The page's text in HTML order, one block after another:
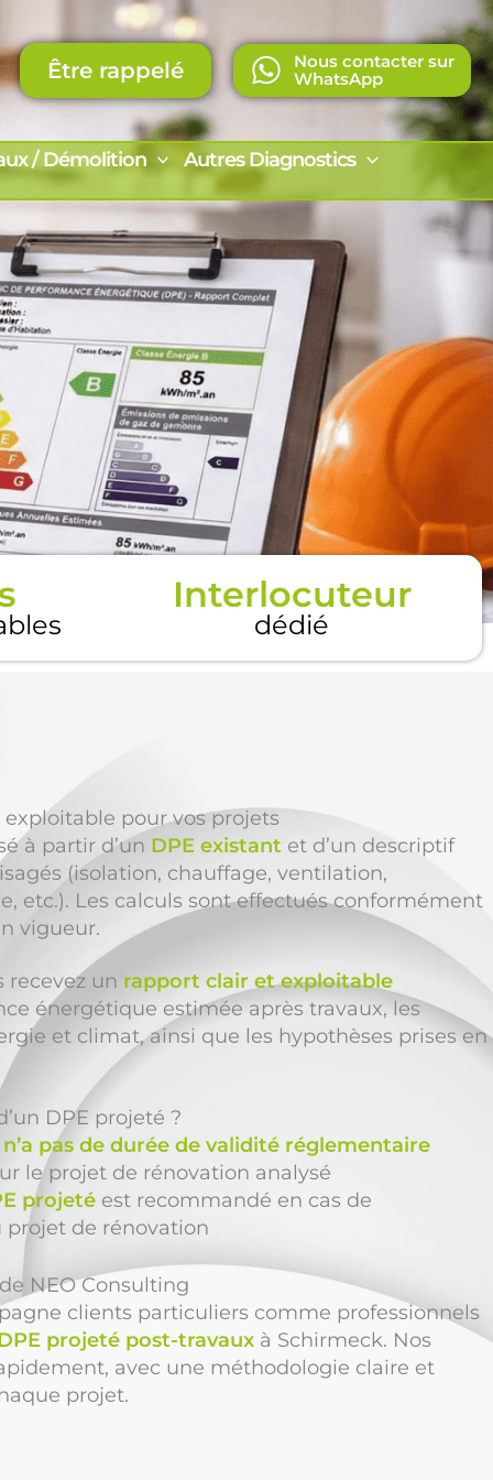
Être rappelé
Nous contacter sur
WhatsApp
/ Démolition
Autres Diagnostics
Interlocuteur
dédié
pour vos projets
à partir d’un DPE existant et d’un descriptif
(isolation, chauffage, ventilation,
etc.). Les calculs sont effectués conformément
vigueur.
recevez un rapport clair et exploitable
énergétique estimée après travaux, les
et climat, ainsi que les hypothèses prises en
DPE projeté ?
pas de durée de validité réglementaire
le projet de rénovation analysé
projeté est recommandé en cas de
de rénovation
NEO Consulting
clients particuliers comme professionnels
projeté post-travaux à Schirmeck. Nos
avec une méthodologie claire et
projet.